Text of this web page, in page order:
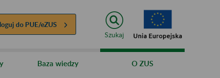
do PUE/eZUS
Szukaj
Baza wiedzy O ZUS